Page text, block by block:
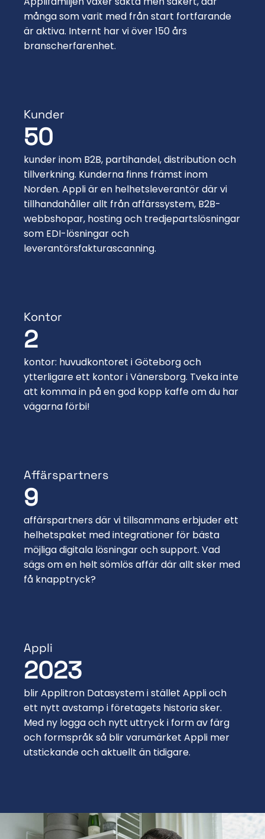
många som varit med från start fortfarande
är aktiva. Internt har vi över 150 års
branscherfarenhet.
Kunder
50
kunder inom B2B, partihandel, distribution och
tillverkning. Kunderna finns främst inom
Norden. Appli är en helhetsleverantör där vi
tillhandahåller allt från affärssystem, B2B-
webbshopar, hosting och tredjepartslösningar
som EDI-lösningar och
leverantörsfakturascanning.
Kontor
2
kontor: huvudkontoret i Göteborg och
ytterligare ett kontor i Vänersborg. Tveka inte
att komma in på en god kopp kaffe om du har
vägarna förbi!
Affärspartners
9
affärspartners där vi tillsammans erbjuder ett
helhetspaket med integrationer för bästa
möjliga digitala lösningar och support. Vad
sägs om en helt sömlös affär där allt sker med
få knapptryck?
Appli
2023
blir Applitron Datasystem i stället Appli och
ett nytt avstamp i företagets historia sker.
Med ny logga och nytt uttryck i form av färg
och formspråk så blir varumärket Appli mer
utstickande och aktuellt än tidigare.